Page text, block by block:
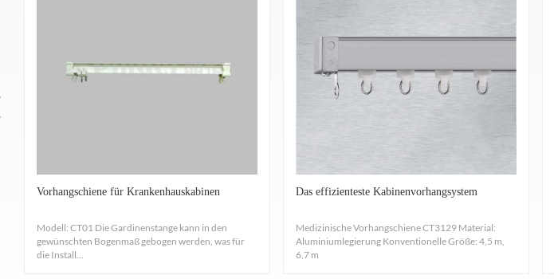
Vorhangschiene für Krankenhauskabinen
Modell: CT01 Die Gardinenstange kann in den
gewünschten Bogenmaß gebogen werden, was für
die Install...
Das effizienteste Kabinenvorhangsystem
Medizinische Vorhangschiene CT3129 Material:
Aluminiumlegierung Konventionelle Größe: 4,5 m,
6,7 m